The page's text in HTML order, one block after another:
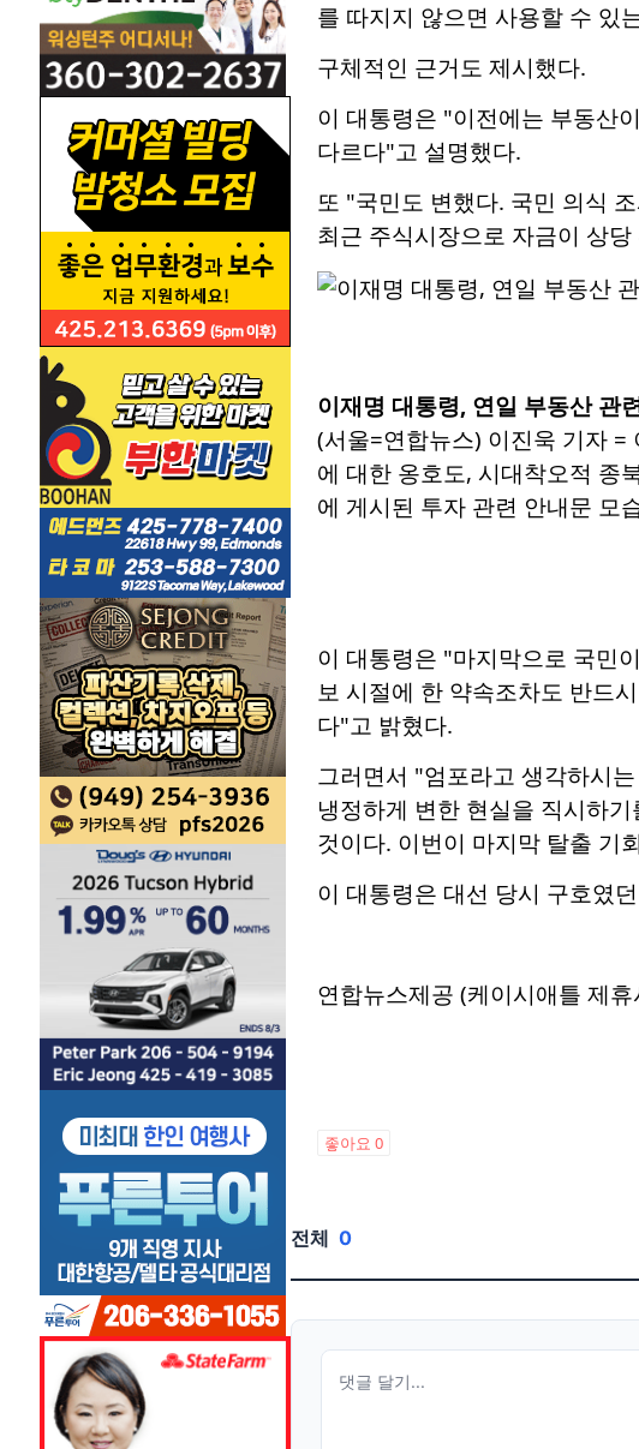
를 따지지 않으면 사용할 수 있
구체적인 근거도 제시했다.
이 대통령은 "이전에는 부동산
다르다"고 설명했다.
또 "국민도 변했다. 국민 의식
최근 주식시장으로 자금이 상
이재명 대통령, 연일 부동산 관
(서울=연합뉴스) 이진욱 기자
에 대한 옹호도, 시대착오적 종
에 게시된 투자 관련 안내문 모
이 대통령은 "마지막으로 국민
보 시절에 한 약속조차도 반드
다"고 밝혔다.
그러면서 "엄포라고 생각하시
냉정하게 변한 현실을 직시하
것이다. 이번이 마지막 탈출 기
이 대통령은 대선 당시 구호였
연합뉴스제공 (케이시애틀 제휴
좋아요 0
전체 0